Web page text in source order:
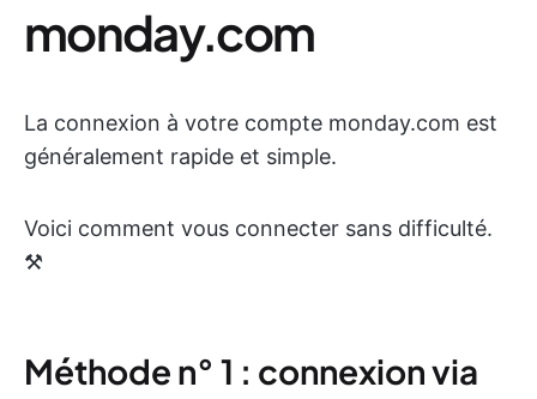
monday.com
La connexion à votre compte monday.com est
généralement rapide et simple.
Voici comment vous connecter sans difficulté.
⚒️
Méthode n° 1 : connexion via